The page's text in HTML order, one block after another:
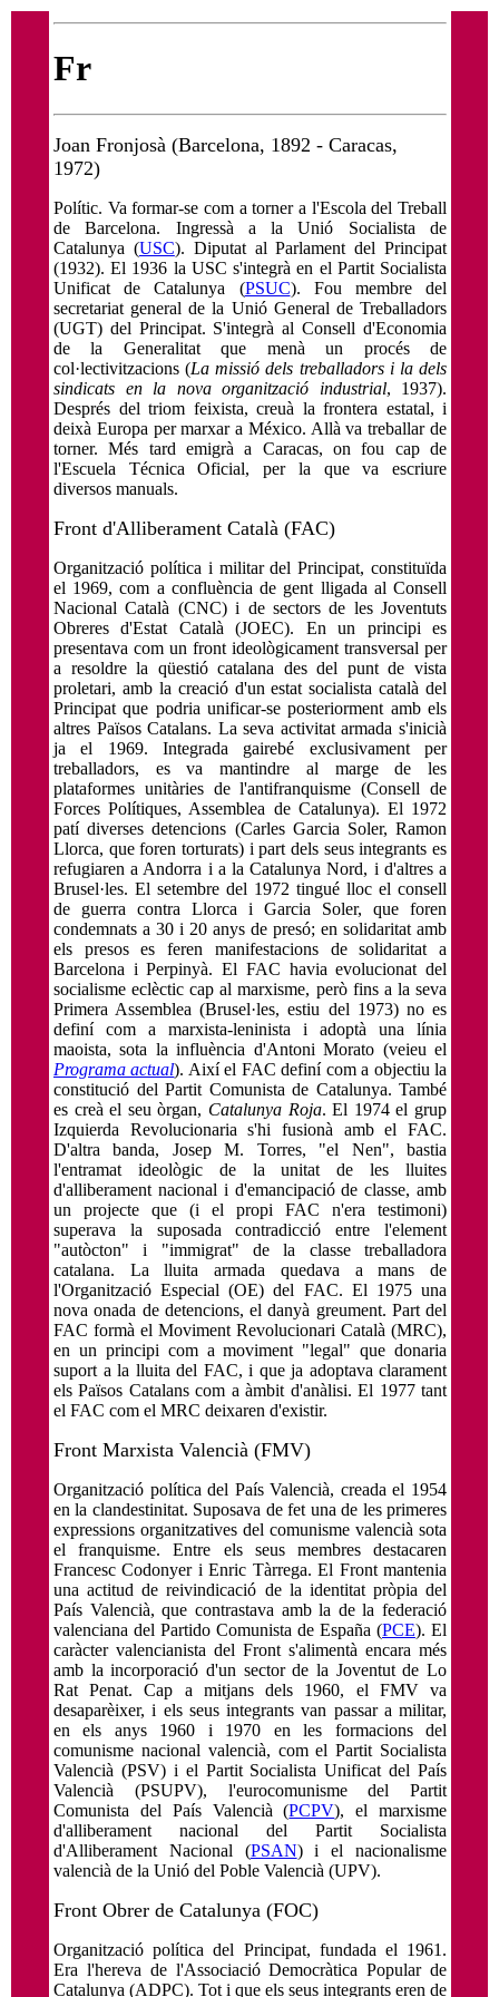
Fr
Joan Fronjosà (Barcelona, 1892 - Caracas,
1972)
Polític. Va formar-se com a torner a l'Escola del Treball
de Barcelona. Ingressà a la Unió Socialista de
Catalunya (USC). Diputat al Parlament del Principat
(1932). El 1936 la USC s'integrà en el Partit Socialista
Unificat de Catalunya (PSUC). Fou membre del
secretariat general de la Unió General de Treballadors
(UGT) del Principat. S'integrà al Consell d'Economia
de la Generalitat que menà un procés de
col·lectivitzacions (La missió dels treballadors i la dels
sindicats en la nova organització industrial, 1937).
Després del triom feixista, creuà la frontera estatal, i
deixà Europa per marxar a México. Allà va treballar de
torner. Més tard emigrà a Caracas, on fou cap de
l'Escuela Técnica Oficial, per la que va escriure
diversos manuals.
Front d'Alliberament Català (FAC)
Organització política i militar del Principat, constituïda
el 1969, com a confluència de gent lligada al Consell
Nacional Català (CNC) i de sectors de les Joventuts
Obreres d'Estat Català (JOEC). En un principi es
presentava com un front ideològicament transversal per
a resoldre la qüestió catalana des del punt de vista
proletari, amb la creació d'un estat socialista català del
Principat que podria unificar-se posteriorment amb els
altres Països Catalans. La seva activitat armada s'inicià
ja el 1969. Integrada gairebé exclusivament per
treballadors, es va mantindre al marge de les
plataformes unitàries de l'antifranquisme (Consell de
Forces Polítiques, Assemblea de Catalunya). El 1972
patí diverses detencions (Carles Garcia Soler, Ramon
Llorca, que foren torturats) i part dels seus integrants es
refugiaren a Andorra i a la Catalunya Nord, i d'altres a
Brusel·les. El setembre del 1972 tingué lloc el consell
de guerra contra Llorca i Garcia Soler, que foren
condemnats a 30 i 20 anys de presó; en solidaritat amb
els presos es feren manifestacions de solidaritat a
Barcelona i Perpinyà. El FAC havia evolucionat del
socialisme eclèctic cap al marxisme, però fins a la seva
Primera Assemblea (Brusel·les, estiu del 1973) no es
definí com a marxista-leninista i adoptà una línia
maoista, sota la influència d'Antoni Morato (veieu el
Programa actual). Així el FAC definí com a objectiu la
constitució del Partit Comunista de Catalunya. També
es creà el seu òrgan, Catalunya Roja. El 1974 el grup
Izquierda Revolucionaria s'hi fusionà amb el FAC.
D'altra banda, Josep M. Torres, "el Nen", bastia
l'entramat ideològic de la unitat de les lluites
d'alliberament nacional i d'emancipació de classe, amb
un projecte que (i el propi FAC n'era testimoni)
superava la suposada contradicció entre l'element
"autòcton" i "immigrat" de la classe treballadora
catalana. La lluita armada quedava a mans de
l'Organització Especial (OE) del FAC. El 1975 una
nova onada de detencions, el danyà greument. Part del
FAC formà el Moviment Revolucionari Català (MRC),
en un principi com a moviment "legal" que donaria
suport a la lluita del FAC, i que ja adoptava clarament
els Països Catalans com a àmbit d'anàlisi. El 1977 tant
el FAC com el MRC deixaren d'existir.
Front Marxista Valencià (FMV)
Organització política del País Valencià, creada el 1954
en la clandestinitat. Suposava de fet una de les primeres
expressions organitzatives del comunisme valencià sota
el franquisme. Entre els seus membres destacaren
Francesc Codonyer i Enric Tàrrega. El Front mantenia
una actitud de reivindicació de la identitat pròpia del
País Valencià, que contrastava amb la de la federació
valenciana del Partido Comunista de España (PCE). El
caràcter valencianista del Front s'alimentà encara més
amb la incorporació d'un sector de la Joventut de Lo
Rat Penat. Cap a mitjans dels 1960, el FMV va
desaparèixer, i els seus integrants van passar a militar,
en els anys 1960 i 1970 en les formacions del
comunisme nacional valencià, com el Partit Socialista
Valencià (PSV) i el Partit Socialista Unificat del País
Valencià (PSUPV), l'eurocomunisme del Partit
Comunista del País Valencià (PCPV), el marxisme
d'alliberament nacional del Partit Socialista
d'Alliberament Nacional (PSAN) i el nacionalisme
valencià de la Unió del Poble Valencià (UPV).
Front Obrer de Catalunya (FOC)
Organització política del Principat, fundada el 1961.
Era l'hereva de l'Associació Democràtica Popular de
Catalunya (ADPC). Tot i que els seus integrants eren de